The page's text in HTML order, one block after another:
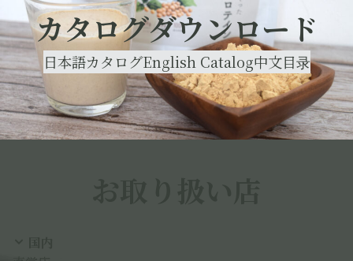
カタログダウンロード
日本語カタログEnglish Catalog中文目录